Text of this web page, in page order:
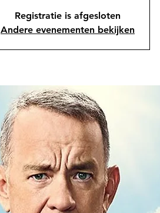
Registratie is afgesloten
Andere evenementen bekijken